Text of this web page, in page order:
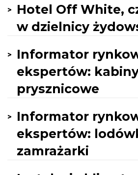
Hotel Off White,
w dzielnicy
Informator
ekspertów:
prysznicowe
Informator
ekspertów:
zamrażarki